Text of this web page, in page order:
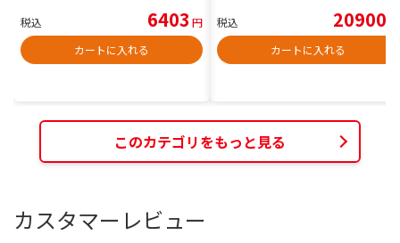
税込 6403 円
カートに入れる
税込 20900
カートに入れる
このカテゴリをもっと見る
カスタマーレビュー